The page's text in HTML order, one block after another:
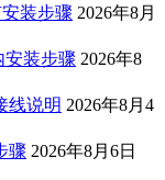
装步骤 2026年8月
安装步骤 2026年8
线说明 2026年8月4
骤 2026年8月6日